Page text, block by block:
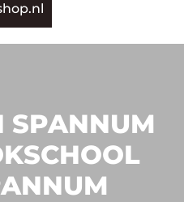
SPANNUM